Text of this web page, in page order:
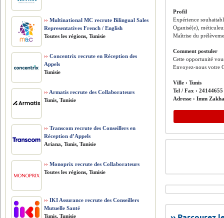
Profil
Expérience
Oganisé(e),
Maîtrise du
Comment postuler
Cette opportunité
Envoyez-nous votre
Ville ›Tunis
Tel / Fax ›24144655
Adresse ›Imm
›› Multinational MC recrute Bilingual Sales
Representatives French / English
Toutes les régions, Tunisie
›› Concentrix recrute en Réception des
Appels
Tunisie
›› Armatis recrute des Collaborateurs
Tunis, Tunisie
›› Transcom recrute des Conseillers en
Réception d’Appels
Ariana, Tunis, Tunisie
›› Monoprix recrute des Collaborateurs
Toutes les régions, Tunisie
›› IKI Assurance recrute des Conseillers
Mutuelle Santé
Tunis, Tunisie